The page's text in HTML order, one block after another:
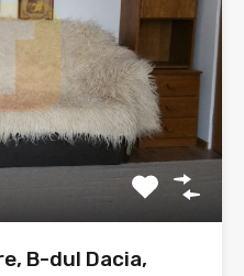
B-dul Dacia,